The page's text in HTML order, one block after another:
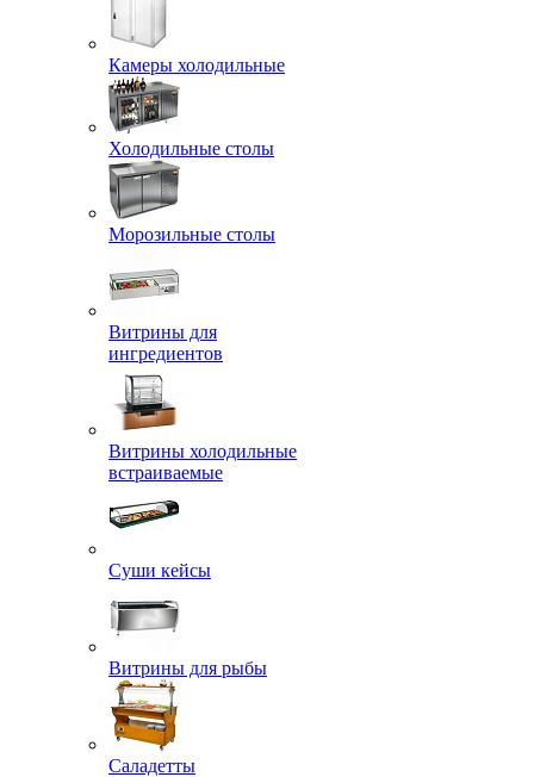
Камеры холодильные
Холодильные столы
Морозильные столы
Витрины для
ингредиентов
Витрины холодильные
встраиваемые
Суши кейсы
Витрины для рыбы
Саладетты